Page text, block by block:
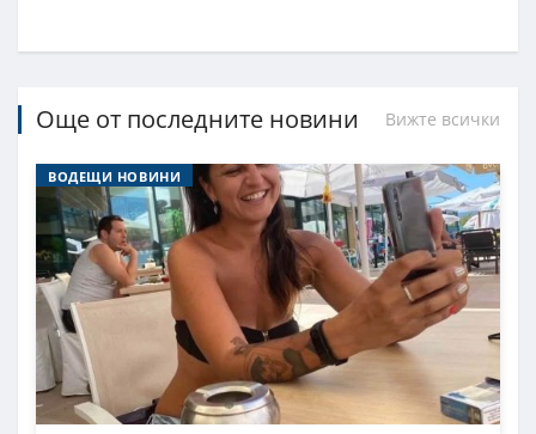
Още от последните новини Вижте всички
ВОДЕЩИ НОВИНИ